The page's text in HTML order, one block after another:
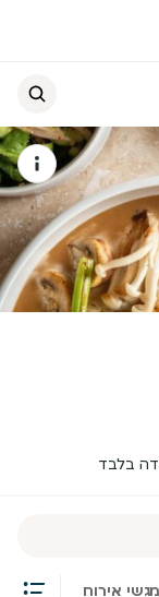
בלבד
מגשי אירוח